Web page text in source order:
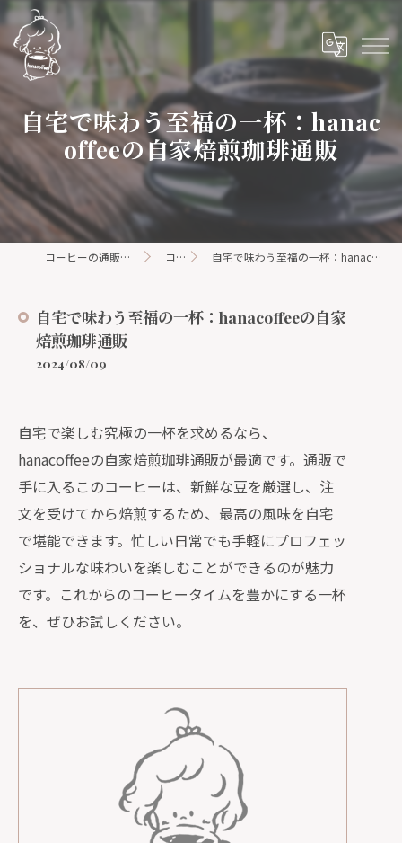
自宅で味わう至福の一杯：hanac
offeeの自家焙煎珈琲通販
コーヒーの通販ならhanacoffee コラム 自宅で味わう至福の一杯：hanacoffeeの自家焙煎珈琲通販
自宅で味わう至福の一杯：hanacoffeeの自家
焙煎珈琲通販
2024/08/09
自宅で楽しむ究極の一杯を求めるなら、
hanacoffeeの自家焙煎珈琲通販が最適です。通販で
手に入るこのコーヒーは、新鮮な豆を厳選し、注
文を受けてから焙煎するため、最高の風味を自宅
で堪能できます。忙しい日常でも手軽にプロフェッ
ショナルな味わいを楽しむことができるのが魅力
です。これからのコーヒータイムを豊かにする一杯
を、ぜひお試しください。